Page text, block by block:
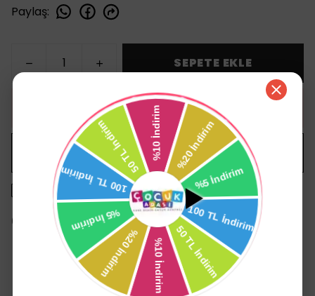
Paylaş:
SEPETE EKLE
HEMEN AL
WHATSAPP
1500 TL üzeri ücretsiz kargo
14 gün içinde iade değişim
Ürün Açıklaması